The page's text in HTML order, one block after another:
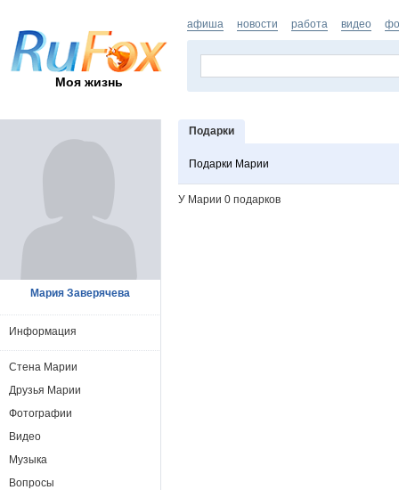
Моя жизнь
афиша новости работа видео
Подарки
Подарки Марии
У Марии 0 подарков
Мария Заверячева
Информация
Стена Марии
Друзья Марии
Фотографии
Видео
Музыка
Вопросы